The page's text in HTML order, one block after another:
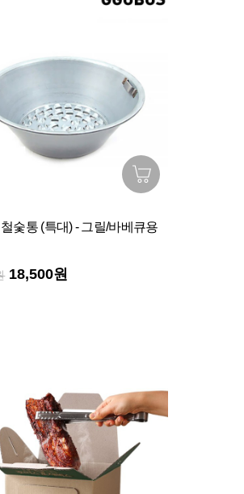
숯통 (특대) - 그릴/바베큐용
18,500원